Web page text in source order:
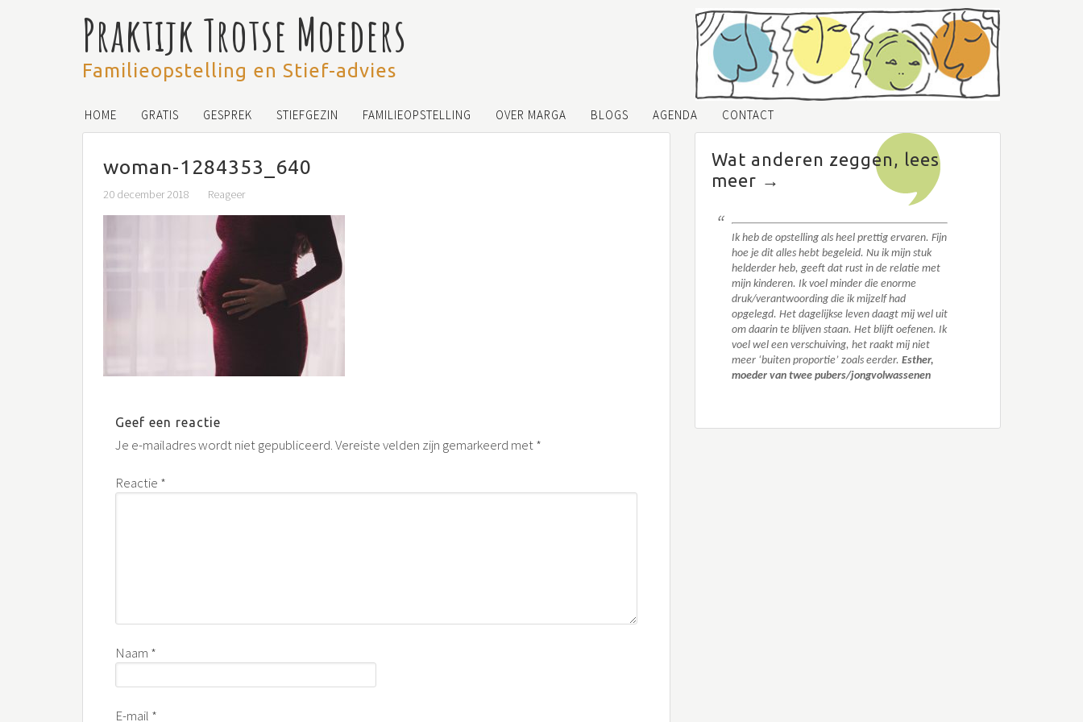
Praktijk Trotse Moeders
Familieopstelling en Stief-advies
HOME GRATIS GESPREK STIEFGEZIN FAMILIEOPSTELLING OVER MARGA BLOGS AGENDA CONTACT
woman-1284353_640
20 december 2018 Reageer
Geef een reactie
Je e-mailadres wordt niet gepubliceerd.Vereiste velden zijn gemarkeerd met*
Reactie *
Naam *
E-mail *
Wat anderen zeggen, lees
meer →
Ik heb de opstelling als heel prettig ervaren. Fijn
hoe je dit alles hebt begeleid. Nu ik mijn stuk
helderder heb, geeft dat rust in de relatie met
mijn kinderen. Ik voel minder die enorme
druk/verantwoording die ik mijzelf had
opgelegd. Het dagelijkse leven daagt mij wel uit
om daarin te blijven staan. Het blijft oefenen. Ik
voel wel een verschuiving, het raakt mij niet
meer ‘buiten proportie’ zoals eerder. Esther,
moeder van twee pubers/jongvolwassenen